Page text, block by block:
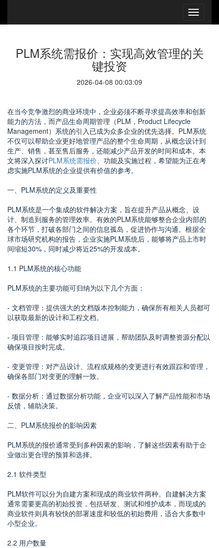
PLM系统需报价：实现高效管理的关
键投资
2026-04-08 00:03:09
在当今竞争激烈的商业环境中，企业必须不断寻求提高效率和创新
能力的方法，而产品生命周期管理（PLM，Product Lifecycle
Management）系统的引入已成为众多企业的优先选择。PLM系统
不仅可以帮助企业更好地管理产品的整个生命周期，从概念设计到
生产、销售，甚至售后服务，还能减少产品开发的时间和成本。本
文将深入探讨PLM系统需报价、功能及实施过程，希望能为正在考
虑实施PLM系统的企业提供有价值的参考。
一、PLM系统的定义及重要性
PLM系统是一个集成的软件解决方案，旨在提升产品从概念、设
计、制造到服务的管理效率。有效的PLM系统能够整合企业内部的
各个环节，打破各部门之间的信息孤岛，促进协作与沟通。根据全
球市场研究机构的报告，企业实施PLM系统后，能够将产品上市时
间缩短30%，同时减少将近25%的开发成本。
1.1 PLM系统的核心功能
PLM系统的主要功能可归纳为以下几个方面：
- 文档管理：提供强大的文档版本控制能力，确保所有相关人员都可
以获取最新的设计和工程文档。
- 项目管理：能够实时追踪项目进展，帮助团队及时调整资源分配以
确保项目按时完成。
- 变更管理：对产品设计、流程或规格的变更进行有效跟踪和管理，
确保各部门对变更的理解一致。
- 数据分析：通过数据分析功能，企业可以深入了解产品性能和市场
反馈，辅助决策。
二、PLM系统报价的影响因素
PLM系统的报价通常受到多种因素的影响，了解这些因素有助于企
业做出更合理的预算和选择。
2.1 软件类型
PLM软件可以分为自建方案和现成的商业软件两种。自建解决方案
通常需要更高的初始投资，包括研发、测试和维护成本，而现成的
商业软件则具有较快的部署速度和较低的初始费用，适合大多数中
小型企业。
2.2 用户数量